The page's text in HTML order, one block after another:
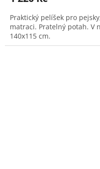
z
5
hvězdiček.
Praktický pelíšek pro
matraci. Pratelný potah. V
140x115 cm.